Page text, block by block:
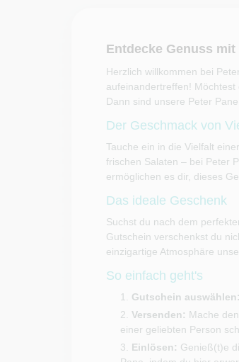
Entdecke Genuss
Herzlich willkommen bei
aufeinandertreffen!
Dann sind unsere Peter
Der Geschmack von
Tauche ein in die Vielfalt
frischen Salaten – bei Peter
ermöglichen es dir, dieses
Das ideale Geschenk
Suchst du nach dem
Gutschein verschenkst du
einzigartige Atmosphäre
So einfach geht's
Gutschein auswählen:
Versenden: Mache
einer geliebten Person
Einlösen: Genieß(t)e